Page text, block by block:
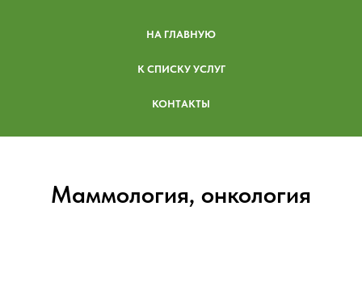
НА ГЛАВНУЮ
К СПИСКУ УСЛУГ
КОНТАКТЫ
Маммология, онкология